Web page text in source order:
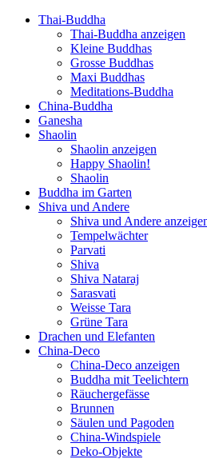
Thai-Buddha
Thai-Buddha anzeigen
Kleine Buddhas
Grosse Buddhas
Maxi Buddhas
Meditations-Buddha
China-Buddha
Ganesha
Shaolin
Shaolin anzeigen
Happy Shaolin!
Shaolin
Buddha im Garten
Shiva und Andere
Shiva und Andere
Tempelwächter
Parvati
Shiva
Shiva Nataraj
Sarasvati
Weisse Tara
Grüne Tara
Drachen und Elefanten
China-Deco
China-Deco anzeigen
Buddha mit Teelichtern
Räuchergefässe
Brunnen
Säulen und Pagoden
China-Windspiele
Deko-Objekte